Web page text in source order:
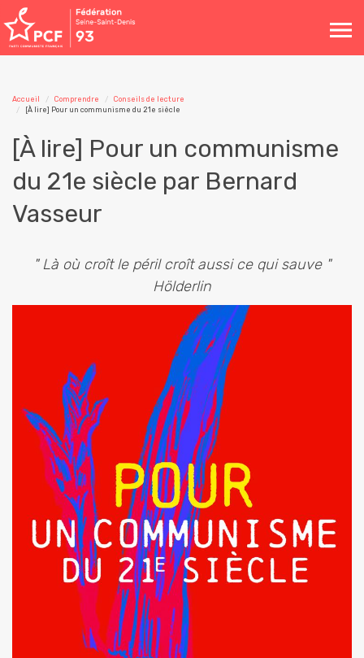
Toggle
navigation
Accueil Comprendre
Conseils de lecture
[À lire] Pour un communisme du 21e siècle
[À lire] Pour un communisme
du 21e siècle par Bernard
Vasseur
" Là où croît le péril croît aussi ce qui sauve "
Hölderlin